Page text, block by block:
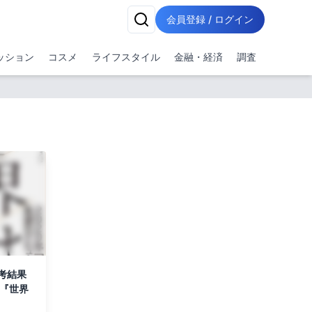
会員登録 / ログイン
ション コスメ ライフスタイル 金融・経済 調査
結果
世界